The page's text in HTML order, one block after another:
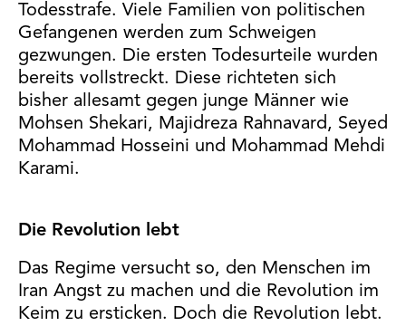
Todesstrafe. Viele Familien von politischen
Gefangenen werden zum Schweigen
gezwungen. Die ersten Todesurteile wurden
bereits vollstreckt. Diese richteten sich
bisher allesamt gegen junge Männer wie
Mohsen Shekari, Majidreza Rahnavard, Seyed
Mohammad Hosseini und Mohammad Mehdi
Karami.
Die Revolution lebt
Das Regime versucht so, den Menschen im
Iran Angst zu machen und die Revolution im
Keim zu ersticken. Doch die Revolution lebt.